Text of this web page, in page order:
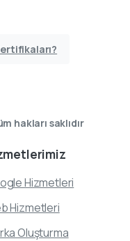
hakları saklıdır
Hizmetleri
Hizmetleri
Oluşturma